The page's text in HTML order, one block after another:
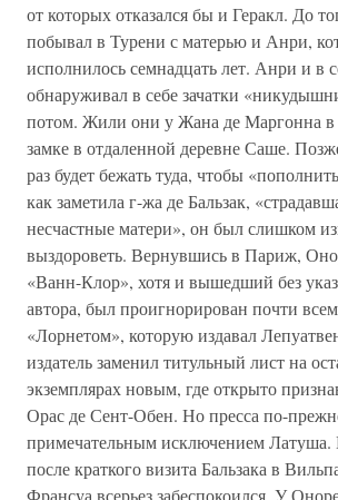
от которых отказался бы и Геракл. До
побывал в Турени с матерью и Анри,
исполнилось семнадцать лет. Анри и в
обнаруживал в себе зачатки
потом. Жили они у Жана де Маргонна в
замке в отдаленной деревне Саше.
раз будет бежать туда, чтобы
как заметила г-жа де Бальзак,
несчастные матери», он был слишком
выздороветь. Вернувшись в Париж,
«Ванн-Клор», хотя и вышедший без
автора, был проигнорирован почти
«Лорнетом», которую издавал
издатель заменил титульный лист на
экземплярах новым, где открыто
Орас де Сент-Обен. Но пресса по-
примечательным исключением Латуша.
после краткого визита Бальзака в
Франсуа всерьез забеспокоился. У